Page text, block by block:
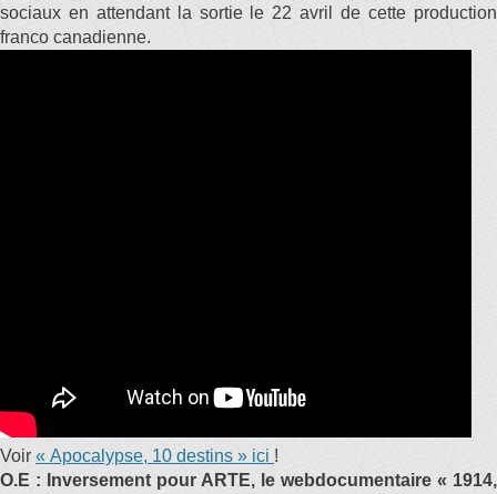
sociaux en attendant la sortie le 22 avril de cette production
franco canadienne.
Voir « Apocalypse, 10 destins » ici !
O.E : Inversement pour ARTE, le webdocumentaire « 1914,